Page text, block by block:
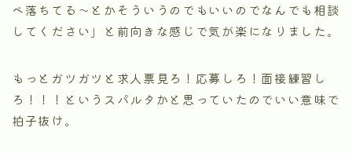
ベ落ちてる～とかそういうのでもいいのでなんでも相談
してください」と前向きな感じで気が楽になりました。
もっとガツガツと求人票見ろ！応募しろ！面接練習し
ろ！！！というスパルタかと思っていたのでいい意味で
拍子抜け。